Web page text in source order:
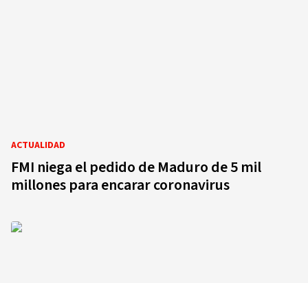
ACTUALIDAD
FMI niega el pedido de Maduro de 5 mil
millones para encarar coronavirus